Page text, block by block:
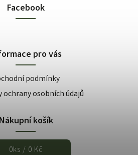
Facebook
pro vás
podmínky
ochrany osobních údajů
Nákupní košík
0ks / 0 Kč